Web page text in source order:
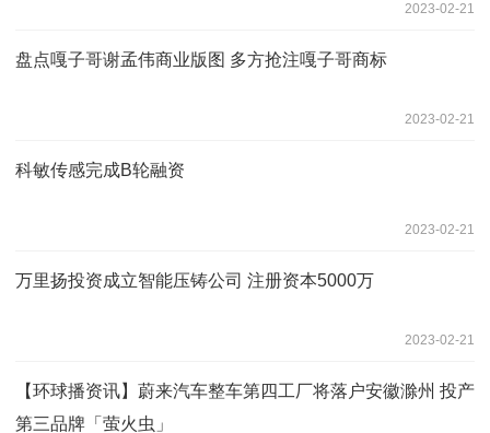
2023-02-21
盘点嘎子哥谢孟伟商业版图 多方抢注嘎子哥商标
2023-02-21
科敏传感完成B轮融资
2023-02-21
万里扬投资成立智能压铸公司 注册资本5000万
2023-02-21
【环球播资讯】蔚来汽车整车第四工厂将落户安徽滁州 投产
第三品牌「萤火虫」